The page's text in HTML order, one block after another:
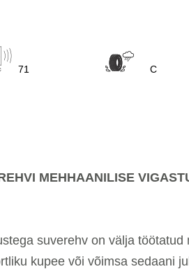
71 C
MEHHAANILISE
suverehv on välja
kupee või võimsa sedaani